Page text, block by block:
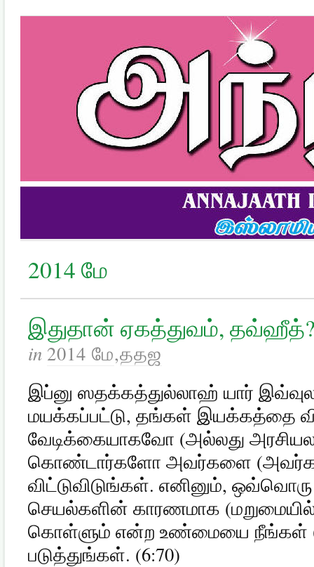
2014 மே
இதுதான் ஏகத்துவம்,
in 2014 மே,ததஜ
இப்னு ஸதக்கத்துல்லாஹ் யார்
மயக்கப்பட்டு, தங்கள் இயக்கத்தை
வேடிக்கையாகவோ (அல்லது
கொண்டார்களோ அவர்களை
விட்டுவிடுங்கள். எனினும்,
செயல்களின் காரணமாக
கொள்ளும் என்ற உண்மையை நீங்கள்
படுத்துங்கள். (6:70)